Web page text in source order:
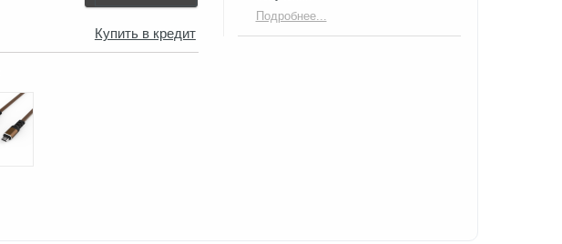
Купить в кредит
Подробнее...